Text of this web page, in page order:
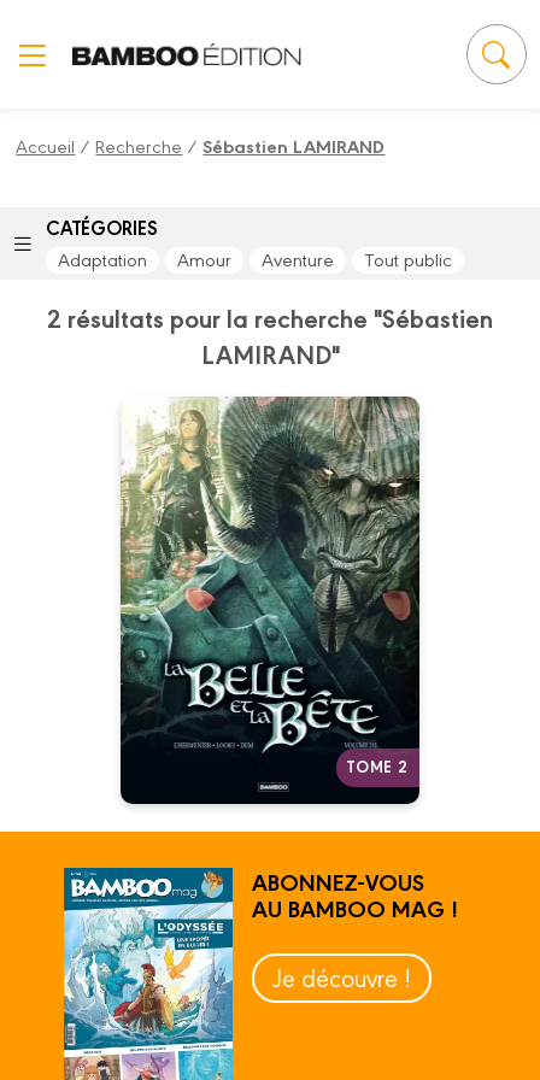
Accueil /Recherche /Sébastien LAMIRAND
CATÉGORIES
Adaptation Amour Aventure Tout public
2 résultats pour la recherche "Sébastien
LAMIRAND"
TOME 2
La Belle et la bête
Vol. 02
Date de parution :
20/05/2015
Autres tomes
ABONNEZ-VOUS
AU BAMBOO MAG !
Je découvre !